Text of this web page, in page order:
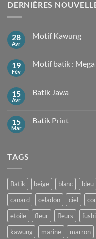
DERNIÈRES
28
Avr
Motif Kawung
Motif
19
Fév
Motif batik :
Motif
Mendung
15
Avr
Batik Jawa
Batik
15
Mar
Batik Print
TAGS
Batik beige blanc bleu
canard
celadon ciel
etoile
fleur fleurs
kawung
marine marron